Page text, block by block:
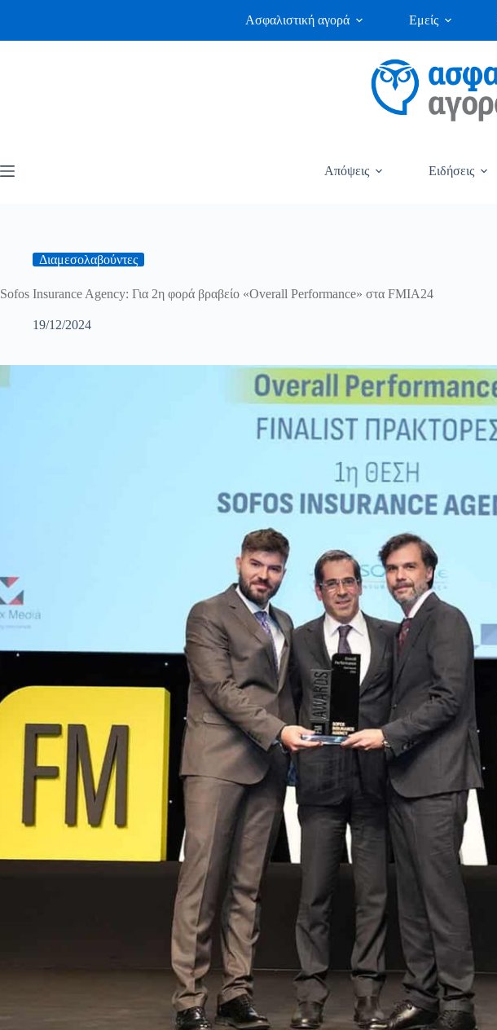
Ασφαλιστική αγορά Εμείς
Απόψεις Ειδήσεις
Διαμεσολαβούντες
Sofos Insurance Agency: Για 2η φορά βραβείο «Overall Performance» στα FMIA24
19/12/2024